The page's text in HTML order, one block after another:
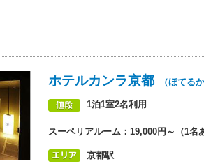
ホテルカンラ京都 （ほてる
1泊1室2名利用
スーペリアルーム：19,000円～（1名
京都駅